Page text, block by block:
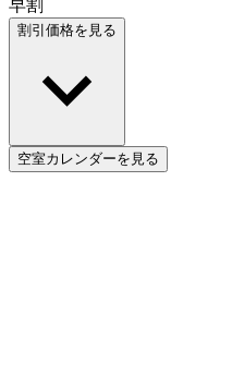
早割
割引価格を見る
空室カレンダーを見る